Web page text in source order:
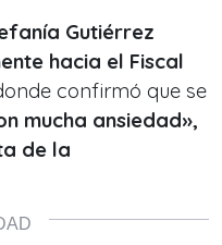
Gutiérrez
hacia el Fiscal
confirmó que se
mucha ansiedad»,
de la